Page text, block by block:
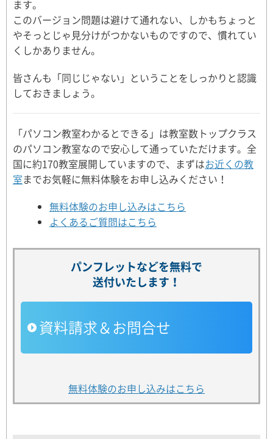
ます。
このバージョン問題は避けて通れない、しかもちょっと
やそっとじゃ見分けがつかないものですので、慣れてい
くしかありません。
皆さんも「同じじゃない」ということをしっかりと認識
しておきましょう。
「パソコン教室わかるとできる」は教室数トップクラス
のパソコン教室なので安心して通っていただけます。全
国に約170教室展開していますので、まずはお近くの教
室までお気軽に無料体験をお申し込みください！
無料体験のお申し込みはこちら
よくあるご質問はこちら
パンフレットなどを無料で
送付いたします！
資料請求＆お問合せ
無料体験のお申し込みはこちら